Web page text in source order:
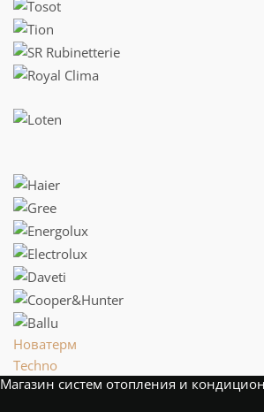
Новатерм
Techno
Магазин систем отопления и